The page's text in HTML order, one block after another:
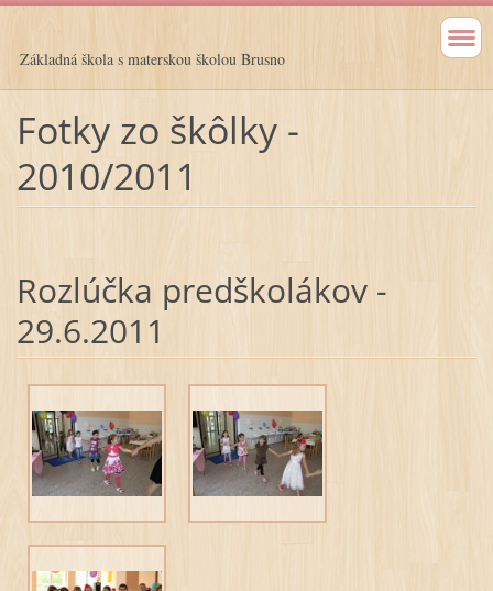
Základná škola s materskou školou Brusno
Fotky zo škôlky -
2010/2011
Rozlúčka predškolákov -
29.6.2011